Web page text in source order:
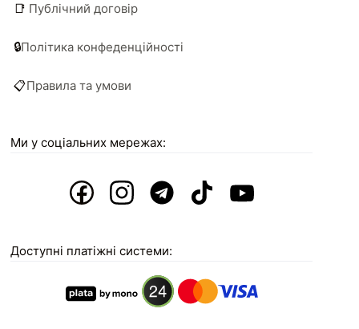
📑 Публічний договір
🔒Політика конфеденційності
📋Правила та умови
Ми у соціальних мережах:
Доступні платіжні системи: